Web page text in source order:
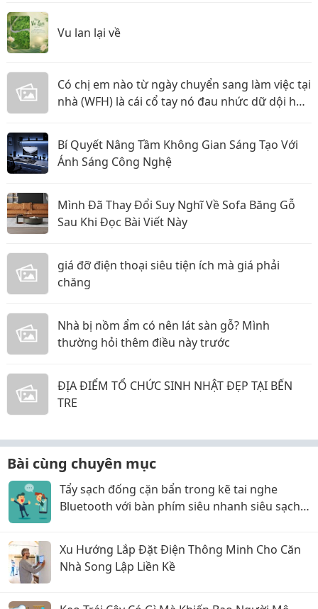
Vu lan lại về
Có chị em nào từ ngày chuyển sang làm việc tại
nhà (WFH) là cái cổ tay nó đau nhức dữ dội hơn
Bí Quyết Nâng Tầm Không Gian Sáng Tạo Với
Ánh Sáng Công Nghệ
Mình Đã Thay Đổi Suy Nghĩ Về Sofa Băng Gỗ
Sau Khi Đọc Bài Viết Này
giá đỡ điện thoại siêu tiện ích mà giá phải
chăng
Nhà bị nồm ẩm có nên lát sàn gỗ? Mình
thường hỏi thêm điều này trước
ĐỊA ĐIỂM TỔ CHỨC SINH NHẬT ĐẸP TẠI BẾN
TRE
Bài cùng chuyên mục
Tẩy sạch đống cặn bẩn trong kẽ tai nghe
Bluetooth với bàn phím siêu nhanh siêu sạch
Xu Hướng Lắp Đặt Điện Thông Minh Cho Căn
Nhà Song Lập Liền Kề